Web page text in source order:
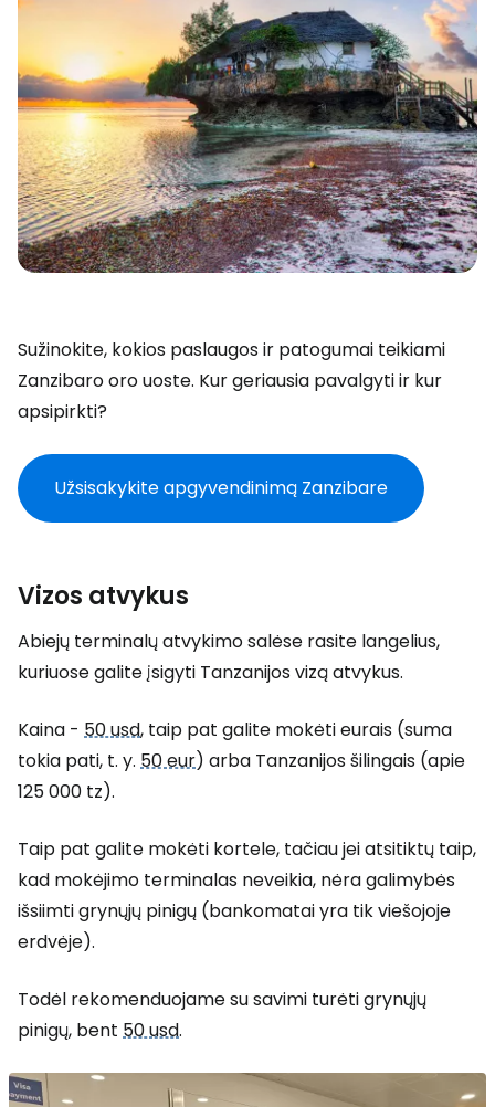
Sužinokite, kokios paslaugos ir patogumai teikiami
Zanzibaro oro uoste. Kur geriausia pavalgyti ir kur
apsipirkti?
Užsisakykite apgyvendinimą Zanzibare
Vizos atvykus
Abiejų terminalų atvykimo salėse rasite langelius,
kuriuose galite įsigyti Tanzanijos vizą atvykus.
Kaina - 50 usd, taip pat galite mokėti eurais (suma
tokia pati, t. y. 50 eur) arba Tanzanijos šilingais (apie
125 000 tz).
Taip pat galite mokėti kortele, tačiau jei atsitiktų taip,
kad mokėjimo terminalas neveikia, nėra galimybės
išsiimti grynųjų pinigų (bankomatai yra tik viešojoje
erdvėje).
Todėl rekomenduojame su savimi turėti grynųjų
pinigų, bent 50 usd.